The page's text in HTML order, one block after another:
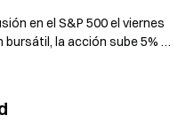
en el S&P 500 el viernes